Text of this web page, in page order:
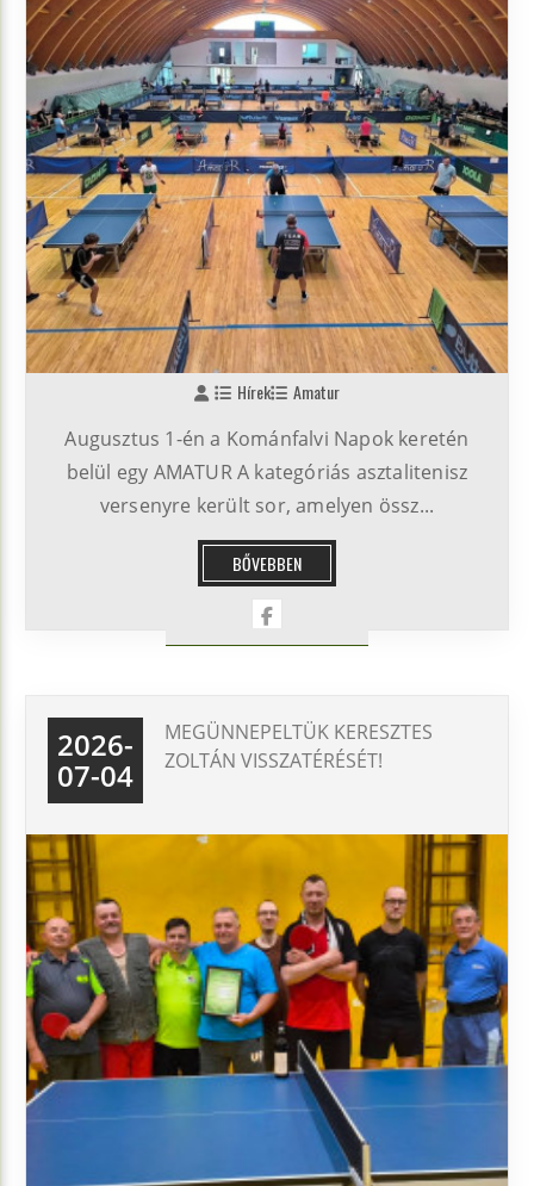
Hírek Amatur
Augusztus 1-én a Kománfalvi Napok keretén
belül egy AMATUR A kategóriás asztalitenisz
versenyre került sor, amelyen össz...
BŐVEBBEN
2026-
07-04
MEGÜNNEPELTÜK KERESZTES
ZOLTÁN VISSZATÉRÉSÉT!